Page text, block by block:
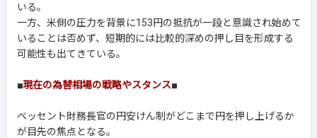
いる。
一方、米側の圧力を背景に153円の抵抗が一段と意識され始めて
いることは否めず、短期的には比較的深めの押し目を形成する
可能性も出てきている。
■現在の為替相場の戦略やスタンス■
ベッセント財務長官の円安けん制がどこまで円を押し上げるか
が目先の焦点となる。